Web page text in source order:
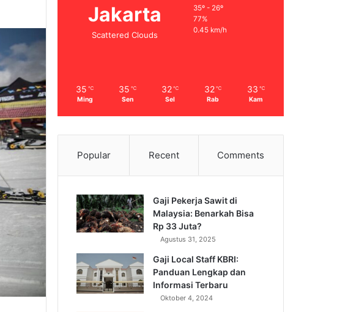
Jakarta
Scattered Clouds
35º - 26º
77%
0.45 km/h
35 ℃
Ming
35 ℃
Sen
32 ℃
Sel
32 ℃
Rab
33 ℃
Kam
Popular Recent Comments
Gaji Pekerja Sawit di
Malaysia: Benarkah Bisa
Rp 33 Juta?
Agustus 31, 2025
Gaji Local Staff KBRI:
Panduan Lengkap dan
Informasi Terbaru
Oktober 4, 2024